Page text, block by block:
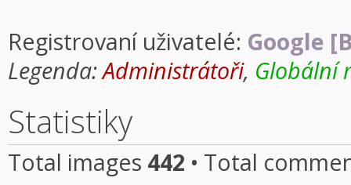
Registrovaní uživatelé: Google
Legenda:Administrátoři, Globální
Statistiky
Total images 442 • Total